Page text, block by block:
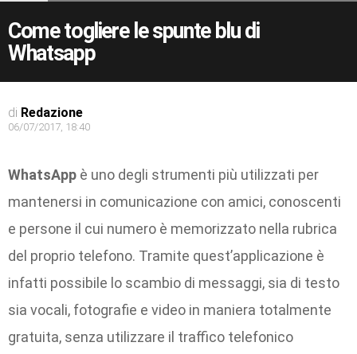
Come togliere le spunte blu di
Whatsapp
di Redazione
06/07/2017, 18:40
WhatsApp è uno degli strumenti più utilizzati per
mantenersi in comunicazione con amici, conoscenti
e persone il cui numero è memorizzato nella rubrica
del proprio telefono. Tramite quest’applicazione è
infatti possibile lo scambio di messaggi, sia di testo
sia vocali, fotografie e video in maniera totalmente
gratuita, senza utilizzare il traffico telefonico